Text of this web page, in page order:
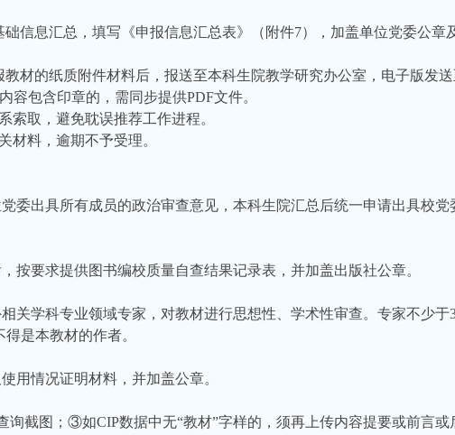
础信息汇总，填写《申报信息汇总表》（附件7），加盖单位党委公章
教材的纸质附件材料后，报送至本科生院教学研究办公室，电子版发
容包含印章的，需同步提供PDF文件。
索取，避免耽误推荐工作进程。
材料，逾期不予受理。
委出具所有成员的政治审查意见，本科生院汇总后统一申请出具校
按要求提供图书编校质量自查结果记录表，并加盖出版社公章。
关学科专业领域专家，对教材进行思想性、学术性审查。专家不少于
是本教材的作者。
用情况证明材料，并加盖公章。
截图；③如CIP数据中无“教材”字样的，须再上传内容提要或前言或